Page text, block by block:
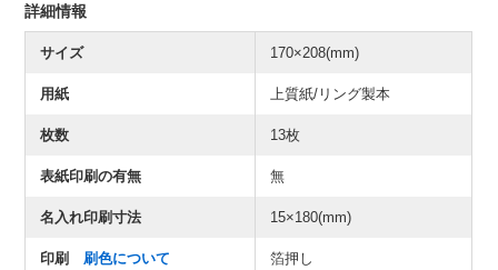
詳細情報
サイズ 170×208(mm)
用紙 上質紙/リング製本
枚数 13枚
表紙印刷の有無 無
名入れ印刷寸法 15×180(mm)
印刷 刷色について 箔押し